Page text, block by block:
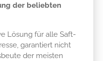
der beliebten
Lösung für alle Saft-
garantiert nicht
der meisten